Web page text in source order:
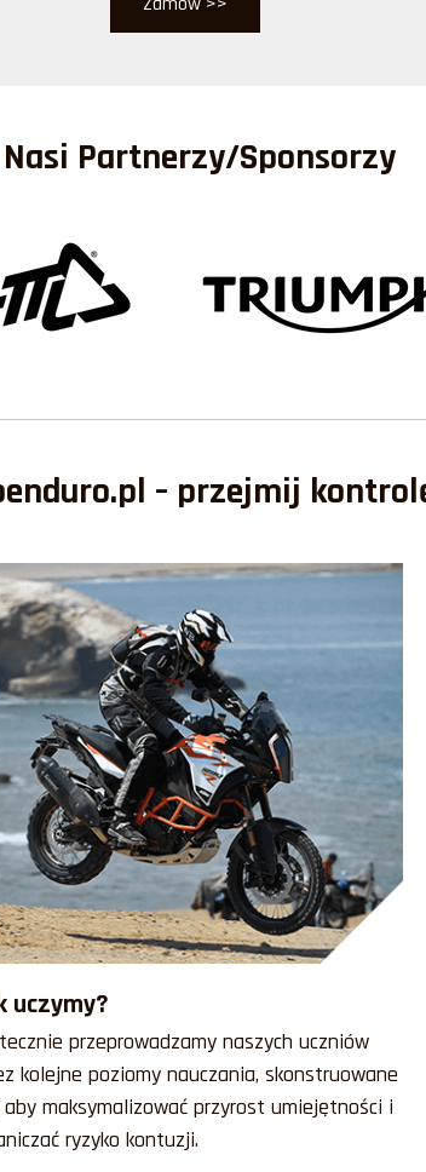
Nasi Partnerzy/Sponsorzy
– przejmij
uczymy?
przeprowadzamy naszych uczniów
kolejne poziomy nauczania, skonstruowane
aby maksymalizować przyrost umiejętności i
ryzyko kontuzji.